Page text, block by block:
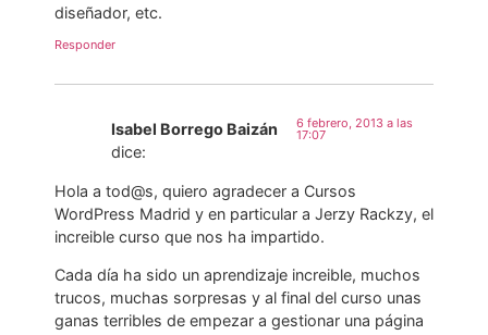
diseñador, etc.
Responder
Isabel Borrego Baizán
dice:
6 febrero, 2013 a las
17:07
Hola a tod@s, quiero agradecer a Cursos
WordPress Madrid y en particular a Jerzy Rackzy, el
increible curso que nos ha impartido.
Cada día ha sido un aprendizaje increible, muchos
trucos, muchas sorpresas y al final del curso unas
ganas terribles de empezar a gestionar una página